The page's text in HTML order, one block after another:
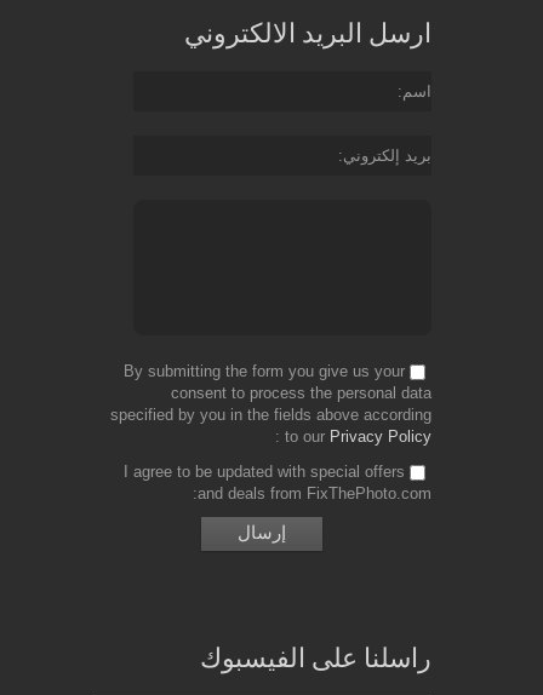
ارسل البريد الالكتروني
اسم
بريد إلكتروني
By submitting the form you give us your
consent to process the personal data
specified by you in the fields above according
to our Privacy Policy
I agree to be updated with special offers
and deals from FixThePhoto.com
راسلنا على الفيسبوك